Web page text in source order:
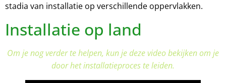
stadia van installatie op verschillende oppervlakken.
Installatie op land
Om je nog verder te helpen, kun je deze video bekijken om je
door het installatieproces te leiden.